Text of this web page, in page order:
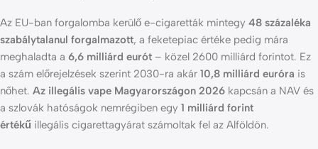
Az EU-ban forgalomba kerülő e-cigaretták mintegy 48 százaléka
szabálytalanul forgalmazott, a feketepiac értéke pedig mára
meghaladta a 6,6 milliárd eurót – közel 2600 milliárd forintot. Ez
a szám előrejelzések szerint 2030-ra akár 10,8 milliárd euróra is
nőhet. Az illegális vape Magyarországon 2026 kapcsán a NAV és
a szlovák hatóságok nemrégiben egy 1 milliárd forint
értékű illegális cigarettagyárat számoltak fel az Alföldön.